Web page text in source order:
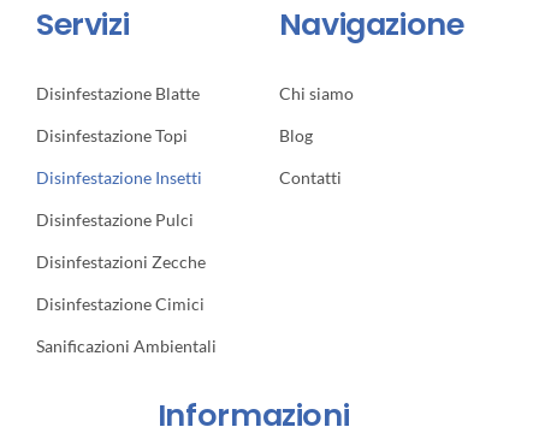
Servizi
Disinfestazione Blatte
Disinfestazione Topi
Disinfestazione Insetti
Disinfestazione Pulci
Disinfestazioni Zecche
Disinfestazione Cimici
Sanificazioni Ambientali
Navigazione
Chi siamo
Blog
Contatti
Informazioni